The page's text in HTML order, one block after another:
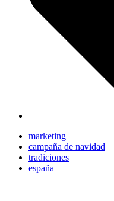
marketing
campaña de navidad
tradiciones
españa